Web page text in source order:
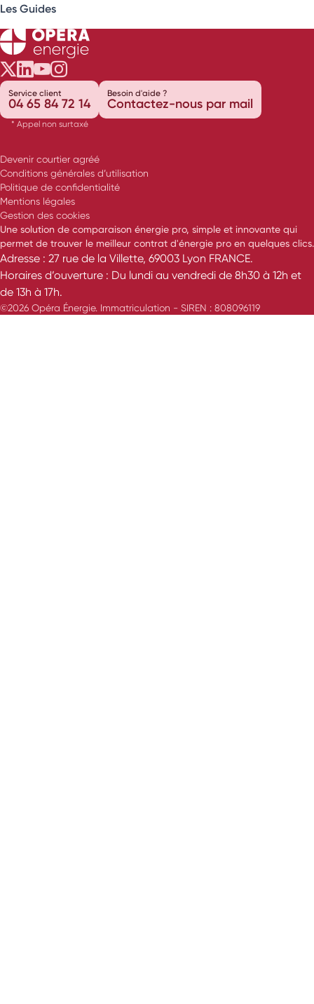
Les Guides
Opéra Énergie sur Twitter
Opéra Énergie sur LinkedIn
Opéra Énergie sur Youtube
Opéra Énergie sur Instagram
Service client
04 65 84 72 14
* Appel non surtaxé
Besoin d'aide ?
Contactez-nous par mail
Devenir courtier agréé
Conditions générales d’utilisation
Politique de confidentialité
Mentions légales
Gestion des cookies
Une solution de comparaison énergie pro, simple et innovante qui
permet de trouver le meilleur contrat d'énergie pro en quelques clics.
Adresse : 27 rue de la Villette, 69003 Lyon FRANCE.
Horaires d’ouverture : Du lundi au vendredi de 8h30 à 12h et
de 13h à 17h.
©2026 Opéra Énergie. Immatriculation - SIREN : 808096119